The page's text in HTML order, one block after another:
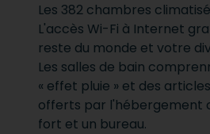
Les 382 chambres
L'accès Wi-Fi à Internet
reste du monde et votre
Les salles de bain
« effet pluie » et des
offerts par l'hébergement
fort et un bureau.